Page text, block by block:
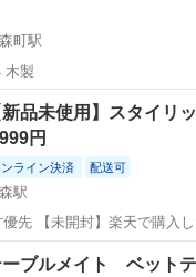
町駅
行44 木製
大森町駅 テーブル
新品未使用】スタイリ
円
ンライン決済 配送可
駅
先 【未開封】楽天で購入
譲りしたいです。組み立て
イント ・リアルな木目調デザ
大森駅 テーブル デスク
ーブルメイト ベット